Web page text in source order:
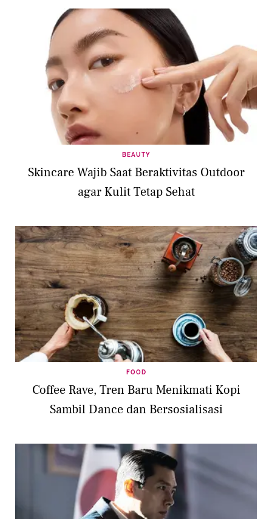
BEAUTY
Skincare Wajib Saat Beraktivitas Outdoor
agar Kulit Tetap Sehat
FOOD
Coffee Rave, Tren Baru Menikmati Kopi
Sambil Dance dan Bersosialisasi